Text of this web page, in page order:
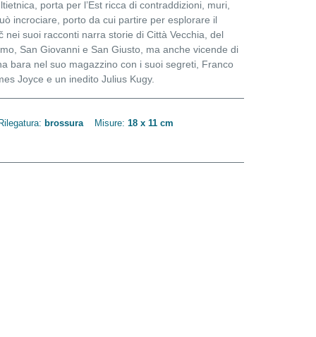
porta per l’Est ricca di contraddizioni, muri,
incrociare, porto da cui partire per esplorare il
suoi racconti narra storie di Città Vecchia, del
San Giovanni e San Giusto, ma anche vicende di
bara nel suo magazzino con i suoi segreti, Franco
Joyce e un inedito Julius Kugy.
brossura Misure: 18 x 11 cm